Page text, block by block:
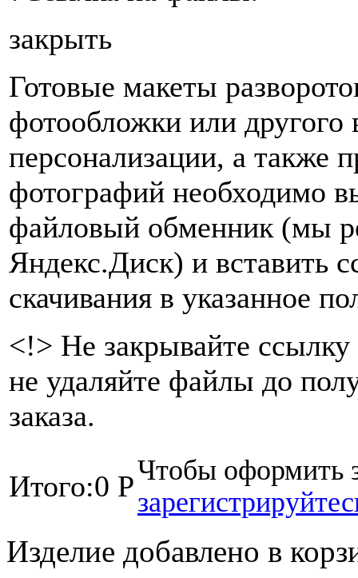
закрыть
Готовые макеты
фотообложки или другого
персонализации, а также
фотографий необходимо
файловый обменник (мы
Яндекс.Диск) и вставить
скачивания в указанное
<!> Не закрывайте ссылку
не удаляйте файлы до
заказа.
Итого:0 РЧтобы оформить
Изделие добавлено в